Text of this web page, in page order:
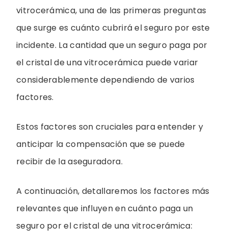
vitrocerámica, una de las primeras preguntas
que surge es cuánto cubrirá el seguro por este
incidente. La cantidad que un seguro paga por
el cristal de una vitrocerámica puede variar
considerablemente dependiendo de varios
factores.
Estos factores son cruciales para entender y
anticipar la compensación que se puede
recibir de la aseguradora.
A continuación, detallaremos los factores más
relevantes que influyen en cuánto paga un
seguro por el cristal de una vitrocerámica: